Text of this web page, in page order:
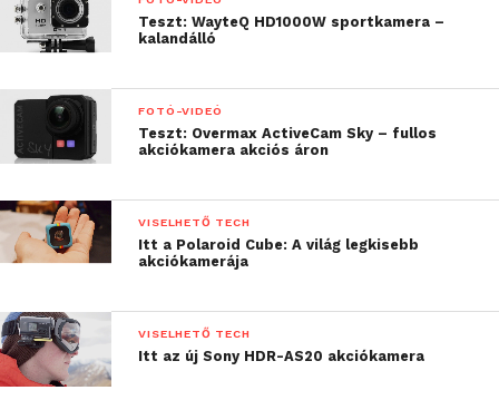
Teszt: WayteQ HD1000W sportkamera –
kalandálló
FOTÓ-VIDEÓ
Teszt: Overmax ActiveCam Sky – fullos
akciókamera akciós áron
VISELHETŐ TECH
Itt a Polaroid Cube: A világ legkisebb
akciókamerája
VISELHETŐ TECH
Itt az új Sony HDR-AS20 akciókamera